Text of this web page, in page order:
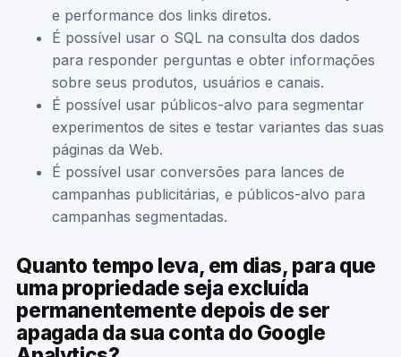
e performance dos links diretos.
É possível usar o SQL na consulta dos dados
para responder perguntas e obter informações
sobre seus produtos, usuários e canais.
É possível usar públicos-alvo para segmentar
experimentos de sites e testar variantes das suas
páginas da Web.
É possível usar conversões para lances de
campanhas publicitárias, e públicos-alvo para
campanhas segmentadas.
Quanto tempo leva, em dias, para que
uma propriedade seja excluída
permanentemente depois de ser
apagada da sua conta do Google